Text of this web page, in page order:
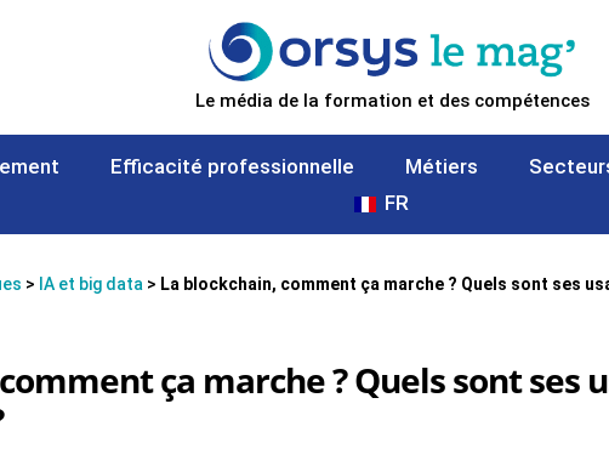
Le média de la formation et des compétences
Efficacité professionnelle Métiers
FR
> IA et big data > La blockchain, comment ça marche ? Quels sont ses
ça marche ? Quels sont ses